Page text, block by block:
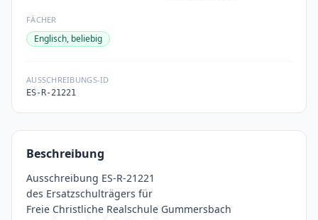
FÄCHER
Englisch, beliebig
AUSSCHREIBUNGS-ID
ES-R-21221
Beschreibung
Ausschreibung ES-R-21221
des Ersatzschulträgers für
Freie Christliche Realschule Gummersbach